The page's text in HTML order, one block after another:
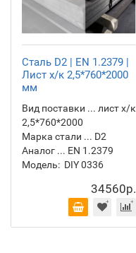
Сталь D2 | EN 1.2379 |
Лист х/к 2,5*760*2000
мм
Вид поставки ... лист х/к
2,5*760*2000
Марка стали ... D2
Аналог ... EN 1.2379
Модель: DIY 0336
34560р.